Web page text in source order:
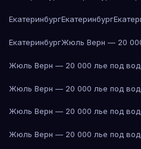
ЕкатеринбургЕкатеринбург
ЕкатеринбургЖюль Верн — 20
Жюль Верн — 20 000 лье под
Жюль Верн — 20 000 лье под
Жюль Верн — 20 000 лье под
Жюль Верн — 20 000 лье под